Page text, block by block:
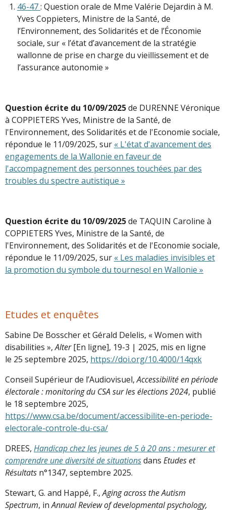
46-47: Question orale de Mme Valérie Dejardin à M.
Yves Coppieters, Ministre de la Santé, de
l’Environnement, des Solidarités et de l’Économie
sociale, sur « l’état d’avancement de la stratégie
wallonne de prise en charge du vieillissement et de
l’assurance autonomie »
Question écrite du 10/09/2025de DURENNE Véronique
à COPPIETERS Yves, Ministre de la Santé, de
l'Environnement, des Solidarités et de l'Economie sociale,
répondue le 11/09/2025, sur « L'état d'avancement des
engagements de la Wallonie en faveur de
l'accompagnement des personnes touchées par des
troubles du spectre autistique »
Question écrite du 10/09/2025de TAQUIN Caroline à
COPPIETERS Yves, Ministre de la Santé, de
l'Environnement, des Solidarités et de l'Economie sociale,
répondue le 11/09/2025, sur « Les maladies invisibles et
la promotion du symbole du tournesol en Wallonie »
Etudes et enquêtes
Sabine De Bosscher et Gérald Delelis, « Women with
disabilities »,Alter[En ligne], 19-3 | 2025, mis en ligne
le 25 septembre 2025, https://doi.org/10.4000/14qxk
Conseil Supérieur de l’Audiovisuel,Accessibilité en période
électorale : monitoring du CSA sur les élections 2024, publié
le 18 septembre 2025,
https://www.csa.be/document/accessibilite-en-periode-
electorale-controle-du-csa/
DREES, Handicap chez les jeunes de 5 à 20 ans : mesurer et
comprendre une diversité de situationsdans Etudes et
Résultats n°1347, septembre 2025.
Stewart, G. and Happé, F.,Aging across the Autism
Spectrum, inAnnual Review of developmental psychology,